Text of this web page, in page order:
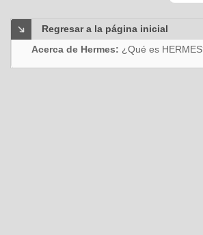
Regresar a la página inicial
Acerca de Hermes: ¿Qué es